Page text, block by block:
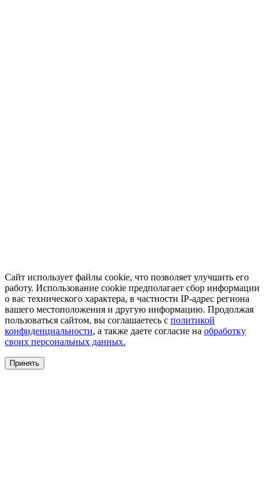
Сайт использует файлы cookie, что позволяет улучшить его
работу. Использование cookie предполагает сбор информации
о вас технического характера, в частности IP-адрес региона
вашего местоположения и другую информацию. Продолжая
пользоваться сайтом, вы соглашаетесь с политикой
конфиденциальности, а также даете согласие на обработку
своих персональных данных.
Принять